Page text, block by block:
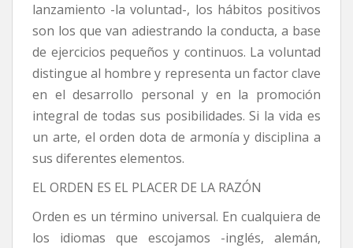
lanzamiento -la voluntad-, los hábitos positivos
son los que van adiestrando la conducta, a base
de ejercicios pequeños y continuos. La voluntad
distingue al hombre y representa un factor clave
en el desarrollo personal y en la promoción
integral de todas sus posibilidades. Si la vida es
un arte, el orden dota de armonía y disciplina a
sus diferentes elementos.
EL ORDEN ES EL PLACER DE LA RAZÓN
Orden es un término universal. En cualquiera de
los idiomas que escojamos -inglés, alemán,